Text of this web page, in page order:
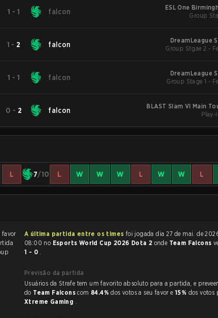
1 - 1 falcon
ESL One
Group
1 - 2 falcon
DreamLeague
1 - 1 falcon
DreamLeague
0 - 2 falcon
BLAST Slam VI Main
Play-
L 7/10 L W W W L W W L
A última partida entre os times
08:00 no Esports World Cup 2026 Dota 2 onde Team Falcons
1 - 0 .
Previsão da partida
Usuários da Strafe tem um favorito absoluto para a partida, e preveem a vitória
do Team Falconscom 84.4%dos votos a seu favor e 15% dos votos
Xtreme Gaming .